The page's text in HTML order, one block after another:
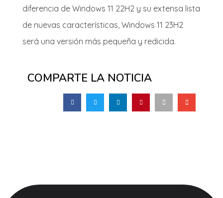
diferencia de Windows 11 22H2 y su extensa lista
de nuevas características, Windows 11 23H2
será una versión más pequeña y redicida.
COMPARTE LA NOTICIA